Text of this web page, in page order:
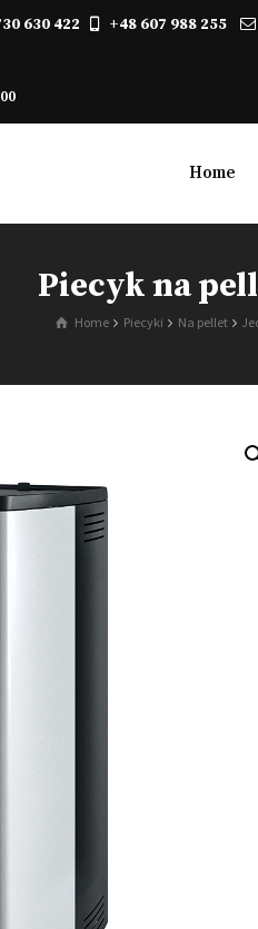
630 422 +48 607 988 255
Home
Piecyk na
Home Piecyki Na pellet